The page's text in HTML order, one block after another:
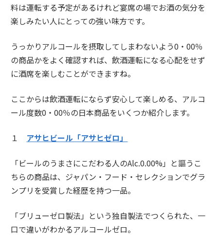
料は運転する予定があるけれど宴席の場でお酒の気分を
楽しみたい人にとっての強い味方です。
うっかりアルコールを摂取してしまわないよう0・00％
の商品かをよく確認すれば、飲酒運転になる心配をせず
に酒席を楽しむことができますね。
ここからは飲酒運転にならず安心して楽しめる、アルコ
ール度数0・00％の日本商品をいくつか紹介します。
１ アサヒビール「アサヒゼロ」
「ビールのうまさにこだわる人のAlc.0.00%」と謳うこ
ちらの商品は、ジャパン・フード・セレクションでグラ
ンプリを受賞した経歴を持つ一品。
「ブリューゼロ製法」という独自製法でつくられた、一
口で違いがわかるアルコールゼロ。